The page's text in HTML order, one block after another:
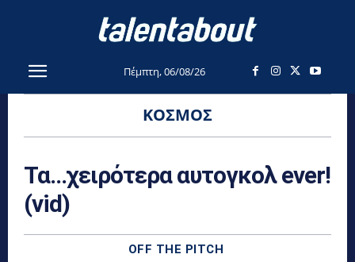
Πέμπτη, 06/08/26
ΚΌΣΜΟΣ
Τα…χειρότερα αυτογκολ ever!
(vid)
OFF THE PITCH